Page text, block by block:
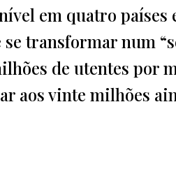
em quatro
transformar num
de utentes por
aos vinte milhões